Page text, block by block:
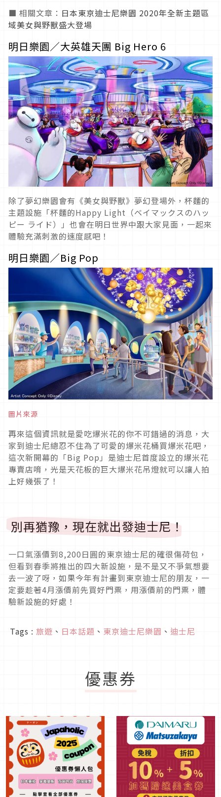
■ 相關文章： 日本東京迪士尼樂園 2020年全新主題區
域美女與野獸盛大登場
明日樂園／大英雄天團 Big Hero 6
除了夢幻樂園會有《美女與野獸》夢幻登場外，杯麵的
主題設施「杯麵的Happy Light（ベイマックスのハッ
ピー ライド）」也會在明日世界中跟大家見面，一起來
體驗充滿刺激的速度感吧！
明日樂園／Big Pop
圖片來源
再來這個資訊就是愛吃爆米花的你不可錯過的消息，大
家到迪士尼總忍不住為了可愛的爆米花桶買爆米花吧，
這次新開幕的「Big Pop」是迪士尼首度設立的爆米花
專賣店唷，光是天花板的巨大爆米花吊燈就可以讓人拍
上好幾張了！
別再猶豫，現在就出發迪士尼！
一口氣漲價到8,200日圓的東京迪士尼的確很傷荷包，
但看到春季將推出的四大新設施，是不是又不爭氣想要
去一波了呀，如果今年有計畫到東京迪士尼的朋友，一
定要趁著4月漲價前先買好門票，用漲價前的門票，體
驗新設施的好處！
Tags : 旅遊 、 日本話題 、 東京迪士尼樂園 、 迪士尼
優惠券